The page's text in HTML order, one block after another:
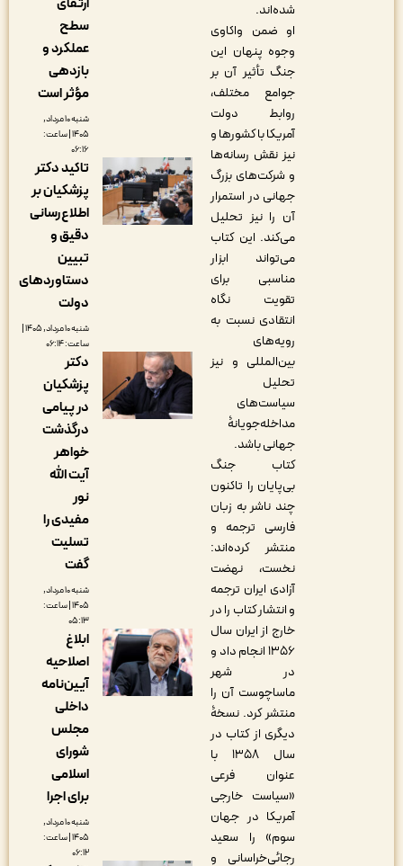
او ضمن واکاوی
وجوه پنهان این
جنگ تأثیر آن بر
جوامع مختلف،
روابط دولت
آمریکا با کشورها و
نیز نقش رسانه‌ها
و شرکت‌های بزرگ
جهانی در استمرار
آن را نیز تحلیل
می‌کند. این کتاب
می‌تواند ابزار
مناسبی برای
تقویت نگاه
انتقادی نسبت به
رویه‌های
بین‌المللی و نیز
سیاست‌های
مداخله‌جویانۀ
جهانی باشد.
کتاب جنگ
بی‌پایان را تاکنون
چند ناشر به زبان
فارسی ترجمه و
منتشر کرده‌اند‌:
نخست، ن‍ه‍ض‍ت‌
آزادی‌ ای‍ران‌ ت‍رج‍م‍ه‌
و انتشار کتاب را در
خارج از ایران سال
۱۳۵۶ انجام داد و
در شهر
ماساچوست آن را
منتشر کرد. نسخۀ
دیگری از کتاب در
سال ۱۳۵۸ با
عنوان فرعی
«سیاست خارجی
آمریکا در جهان
سوم» را سعید
رجائی‌خراسانی و
عملکرد و
بازدهی
مؤثر است
شنبه ۱۰ مرداد,
۱۴۰۵ | ساعت:
تاکید دکتر
پزشکیان بر
اطلاع‌رسانی
دستاوردهای
شنبه ۱۰ مرداد, ۱۴۰۵ |
دکتر
پزشکیان
در پیامی
درگذشت
مفیدی را
شنبه ۱۰ مرداد,
۱۴۰۵ | ساعت:
ابلاغ
اصلاحیه
آیین‌نامه
برای اجرا
شنبه ۱۰ مرداد,
۱۴۰۵ | ساعت: